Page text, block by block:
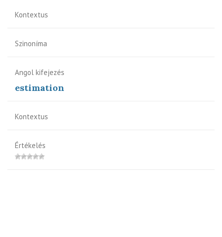
Kontextus
Szinoníma
Angol kifejezés
estimation
Kontextus
Értékelés